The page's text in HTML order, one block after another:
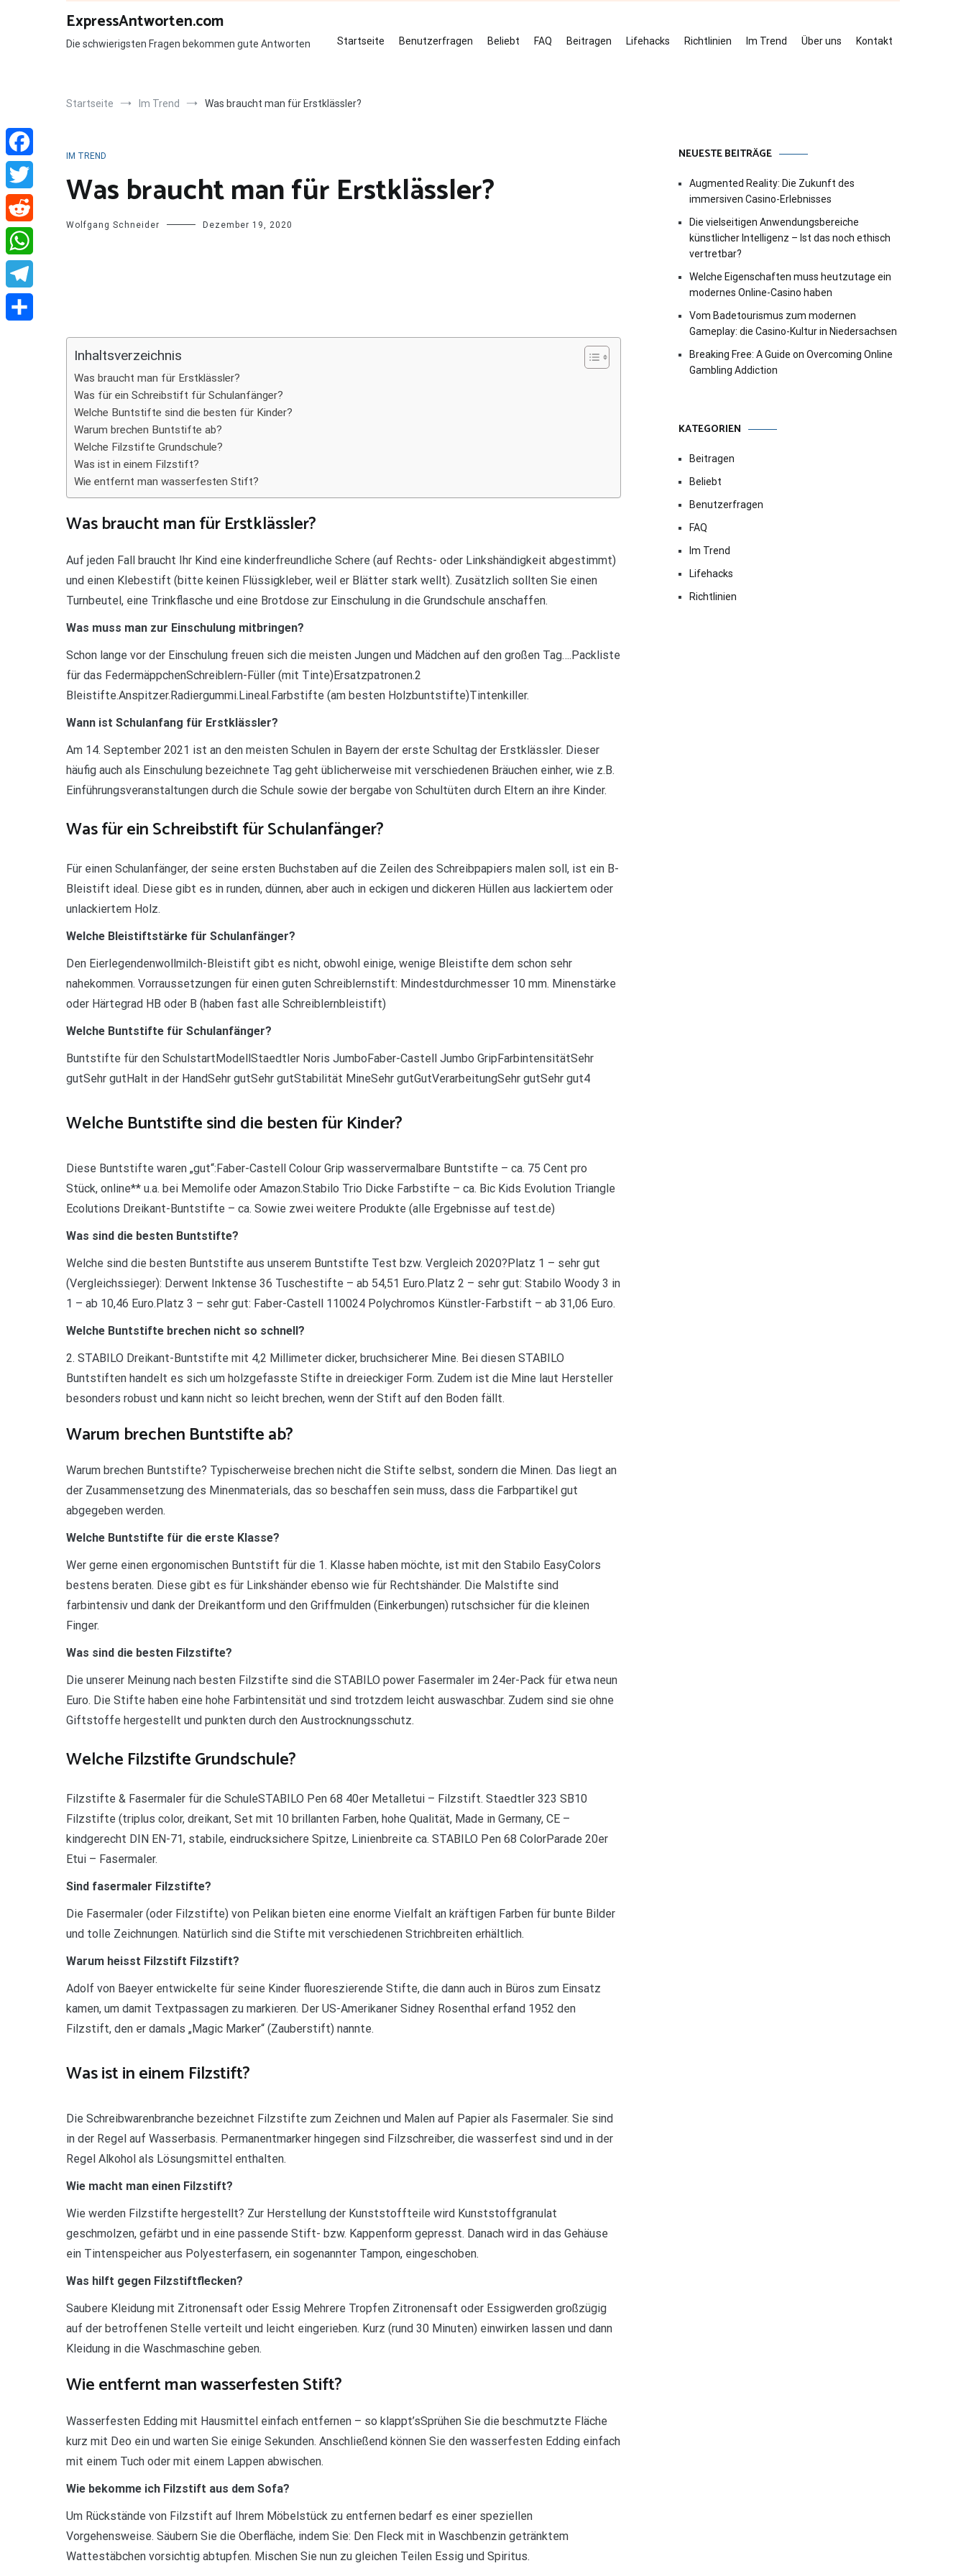
ExpressAntworten.com
Die schwierigsten Fragen bekommen gute Antworten Startseite Benutzerfragen Beliebt FAQ Beitragen Lifehacks Richtlinien Im Trend Über uns Kontakt
Startseite Im Trend Was braucht man für Erstklässler?
IM TREND
Was braucht man für Erstklässler?
Wolfgang Schneider Dezember 19, 2020
Inhaltsverzeichnis
Was braucht man für Erstklässler?
Was für ein Schreibstift für Schulanfänger?
Welche Buntstifte sind die besten für Kinder?
Warum brechen Buntstifte ab?
Welche Filzstifte Grundschule?
Was ist in einem Filzstift?
Wie entfernt man wasserfesten Stift?
Was braucht man für Erstklässler?
Auf jeden Fall braucht Ihr Kind eine kinderfreundliche Schere (auf Rechts- oder Linkshändigkeit abgestimmt)
und einen Klebestift (bitte keinen Flüssigkleber, weil er Blätter stark wellt). Zusätzlich sollten Sie einen
Turnbeutel, eine Trinkflasche und eine Brotdose zur Einschulung in die Grundschule anschaffen.
Was muss man zur Einschulung mitbringen?
Schon lange vor der Einschulung freuen sich die meisten Jungen und Mädchen auf den großen Tag….Packliste
für das FedermäppchenSchreiblern-Füller (mit Tinte)Ersatzpatronen.2
Bleistifte.Anspitzer.Radiergummi.Lineal.Farbstifte (am besten Holzbuntstifte)Tintenkiller.
Wann ist Schulanfang für Erstklässler?
Am 14. September 2021 ist an den meisten Schulen in Bayern der erste Schultag der Erstklässler. Dieser
häufig auch als Einschulung bezeichnete Tag geht üblicherweise mit verschiedenen Bräuchen einher, wie z.B.
Einführungsveranstaltungen durch die Schule sowie der bergabe von Schultüten durch Eltern an ihre Kinder.
Was für ein Schreibstift für Schulanfänger?
Für einen Schulanfänger, der seine ersten Buchstaben auf die Zeilen des Schreibpapiers malen soll, ist ein B-
Bleistift ideal. Diese gibt es in runden, dünnen, aber auch in eckigen und dickeren Hüllen aus lackiertem oder
unlackiertem Holz.
Welche Bleistiftstärke für Schulanfänger?
Den Eierlegendenwollmilch-Bleistift gibt es nicht, obwohl einige, wenige Bleistifte dem schon sehr
nahekommen. Vorraussetzungen für einen guten Schreiblernstift: Mindestdurchmesser 10 mm. Minenstärke
oder Härtegrad HB oder B (haben fast alle Schreiblernbleistift)
Welche Buntstifte für Schulanfänger?
Buntstifte für den SchulstartModellStaedtler Noris JumboFaber-Castell Jumbo GripFarbintensitätSehr
gutSehr gutHalt in der HandSehr gutSehr gutStabilität MineSehr gutGutVerarbeitungSehr gutSehr gut4
Welche Buntstifte sind die besten für Kinder?
Diese Buntstifte waren „gut“:Faber-Castell Colour Grip wasservermalbare Buntstifte – ca. 75 Cent pro
Stück, online** u.a. bei Memolife oder Amazon.Stabilo Trio Dicke Farbstifte – ca. Bic Kids Evolution Triangle
Ecolutions Dreikant-Buntstifte – ca. Sowie zwei weitere Produkte (alle Ergebnisse auf test.de)
Was sind die besten Buntstifte?
Welche sind die besten Buntstifte aus unserem Buntstifte Test bzw. Vergleich 2020?Platz 1 – sehr gut
(Vergleichssieger): Derwent Inktense 36 Tuschestifte – ab 54,51 Euro.Platz 2 – sehr gut: Stabilo Woody 3 in
1 – ab 10,46 Euro.Platz 3 – sehr gut: Faber-Castell 110024 Polychromos Künstler-Farbstift – ab 31,06 Euro.
Welche Buntstifte brechen nicht so schnell?
2. STABILO Dreikant-Buntstifte mit 4,2 Millimeter dicker, bruchsicherer Mine. Bei diesen STABILO
Buntstiften handelt es sich um holzgefasste Stifte in dreieckiger Form. Zudem ist die Mine laut Hersteller
besonders robust und kann nicht so leicht brechen, wenn der Stift auf den Boden fällt.
Warum brechen Buntstifte ab?
Warum brechen Buntstifte? Typischerweise brechen nicht die Stifte selbst, sondern die Minen. Das liegt an
der Zusammensetzung des Minenmaterials, das so beschaffen sein muss, dass die Farbpartikel gut
abgegeben werden.
Welche Buntstifte für die erste Klasse?
Wer gerne einen ergonomischen Buntstift für die 1. Klasse haben möchte, ist mit den Stabilo EasyColors
bestens beraten. Diese gibt es für Linkshänder ebenso wie für Rechtshänder. Die Malstifte sind
farbintensiv und dank der Dreikantform und den Griffmulden (Einkerbungen) rutschsicher für die kleinen
Finger.
Was sind die besten Filzstifte?
Die unserer Meinung nach besten Filzstifte sind die STABILO power Fasermaler im 24er-Pack für etwa neun
Euro. Die Stifte haben eine hohe Farbintensität und sind trotzdem leicht auswaschbar. Zudem sind sie ohne
Giftstoffe hergestellt und punkten durch den Austrocknungsschutz.
Welche Filzstifte Grundschule?
Filzstifte & Fasermaler für die SchuleSTABILO Pen 68 40er Metalletui – Filzstift. Staedtler 323 SB10
Filzstifte (triplus color, dreikant, Set mit 10 brillanten Farben, hohe Qualität, Made in Germany, CE –
kindgerecht DIN EN-71, stabile, eindrucksichere Spitze, Linienbreite ca. STABILO Pen 68 ColorParade 20er
Etui – Fasermaler.
Sind fasermaler Filzstifte?
Die Fasermaler (oder Filzstifte) von Pelikan bieten eine enorme Vielfalt an kräftigen Farben für bunte Bilder
und tolle Zeichnungen. Natürlich sind die Stifte mit verschiedenen Strichbreiten erhältlich.
Warum heisst Filzstift Filzstift?
Adolf von Baeyer entwickelte für seine Kinder fluoreszierende Stifte, die dann auch in Büros zum Einsatz
kamen, um damit Textpassagen zu markieren. Der US-Amerikaner Sidney Rosenthal erfand 1952 den
Filzstift, den er damals „Magic Marker“ (Zauberstift) nannte.
Was ist in einem Filzstift?
Die Schreibwarenbranche bezeichnet Filzstifte zum Zeichnen und Malen auf Papier als Fasermaler. Sie sind
in der Regel auf Wasserbasis. Permanentmarker hingegen sind Filzschreiber, die wasserfest sind und in der
Regel Alkohol als Lösungsmittel enthalten.
Wie macht man einen Filzstift?
Wie werden Filzstifte hergestellt? Zur Herstellung der Kunststoffteile wird Kunststoffgranulat
geschmolzen, gefärbt und in eine passende Stift- bzw. Kappenform gepresst. Danach wird in das Gehäuse
ein Tintenspeicher aus Polyesterfasern, ein sogenannter Tampon, eingeschoben.
Was hilft gegen Filzstiftflecken?
Saubere Kleidung mit Zitronensaft oder Essig Mehrere Tropfen Zitronensaft oder Essigwerden großzügig
auf der betroffenen Stelle verteilt und leicht eingerieben. Kurz (rund 30 Minuten) einwirken lassen und dann
Kleidung in die Waschmaschine geben.
Wie entfernt man wasserfesten Stift?
Wasserfesten Edding mit Hausmittel einfach entfernen – so klappt’sSprühen Sie die beschmutzte Fläche
kurz mit Deo ein und warten Sie einige Sekunden. Anschließend können Sie den wasserfesten Edding einfach
mit einem Tuch oder mit einem Lappen abwischen.
Wie bekomme ich Filzstift aus dem Sofa?
Um Rückstände von Filzstift auf Ihrem Möbelstück zu entfernen bedarf es einer speziellen
Vorgehensweise. Säubern Sie die Oberfläche, indem Sie: Den Fleck mit in Waschbenzin getränktem
Wattestäbchen vorsichtig abtupfen. Mischen Sie nun zu gleichen Teilen Essig und Spiritus.
NEUESTE BEITRÄGE
Augmented Reality: Die Zukunft des
immersiven Casino-Erlebnisses
Die vielseitigen Anwendungsbereiche
künstlicher Intelligenz – Ist das noch ethisch
vertretbar?
Welche Eigenschaften muss heutzutage ein
modernes Online-Casino haben
Vom Badetourismus zum modernen
Gameplay: die Casino-Kultur in Niedersachsen
Breaking Free: A Guide on Overcoming Online
Gambling Addiction
KATEGORIEN
Beitragen
Beliebt
Benutzerfragen
FAQ
Im Trend
Lifehacks
Richtlinien
Facebook
Twitter
Reddit
WhatsApp
Telegram